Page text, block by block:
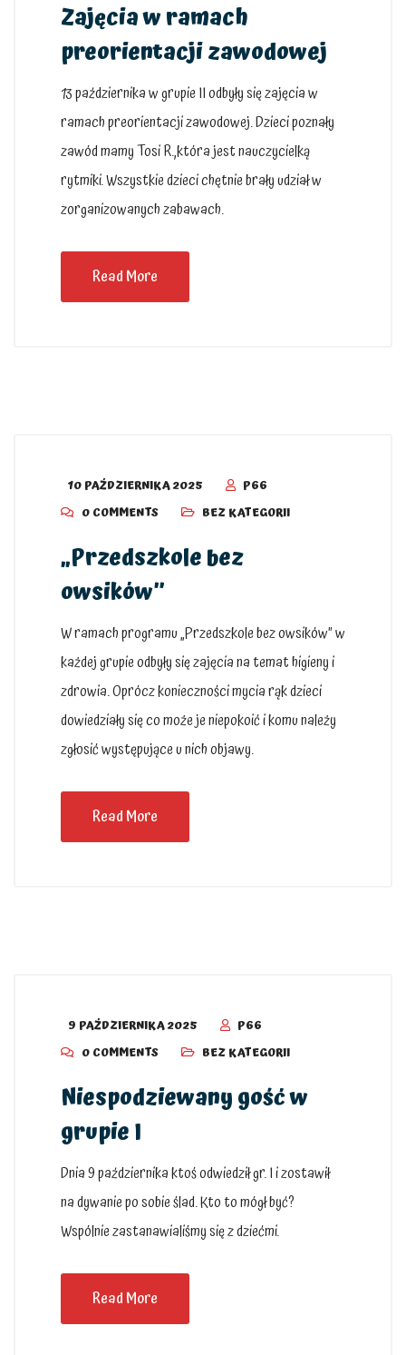
Zajęcia w ramach
preorientacji zawodowej
13 października w grupie II odbyły się zajęcia w
ramach preorientacji zawodowej. Dzieci poznały
zawód mamy Tosi R.,która jest nauczycielką
rytmiki. Wszystkie dzieci chętnie brały udział w
zorganizowanych zabawach.
Read More
10 PAŹDZIERNIKA 2025
P66
0 COMMENTS
BEZ KATEGORII
„Przedszkole bez
owsików”
W ramach programu „Przedszkole bez owsików” w
każdej grupie odbyły się zajęcia na temat higieny i
zdrowia. Oprócz konieczności mycia rąk dzieci
dowiedziały się co może je niepokoić i komu należy
zgłosić występujące u nich objawy.
Read More
9 PAŹDZIERNIKA 2025
P66
0 COMMENTS
BEZ KATEGORII
Niespodziewany gość w
grupie I
Dnia 9 października ktoś odwiedził gr. I i zostawił
na dywanie po sobie ślad. Kto to mógł być?
Wspólnie zastanawialiśmy się z dziećmi.
Read More